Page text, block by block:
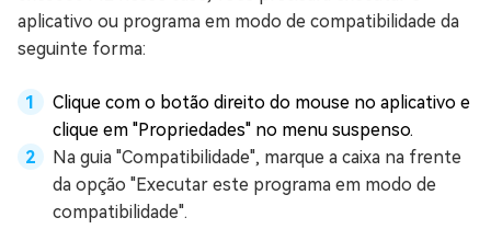
aplicativo ou programa em modo de compatibilidade da
seguinte forma:
Clique com o botão direito do mouse no aplicativo e
clique em "Propriedades" no menu suspenso.
Na guia "Compatibilidade", marque a caixa na frente
da opção "Executar este programa em modo de
compatibilidade".